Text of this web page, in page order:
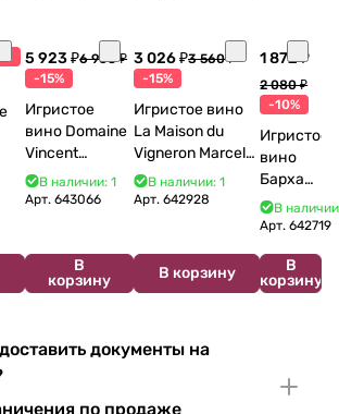
5 923 ₽6 968 ₽
-15%
Игристое
вино Domaine
Vincent
Bouzereau
Crémant de
В наличии: 1
Арт.643066
В
корзину
3 026 ₽3 560 ₽
-15%
Игристое вино
La Maison du
Vigneron Marcel
Cabelier Cremant
du Jura
В наличии: 1
Арт. 642928
В корзину
1 872 ₽
2 080 ₽
-10%
Игристое
вино
Бархат
Остров
2025
В
Арт.642719
В
корзину
документы на
по продаже